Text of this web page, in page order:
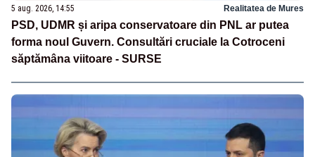
5 aug. 2026, 14:55 Realitatea de Mures
PSD, UDMR și aripa conservatoare din PNL ar putea
forma noul Guvern. Consultări cruciale la Cotroceni
săptămâna viitoare - SURSE